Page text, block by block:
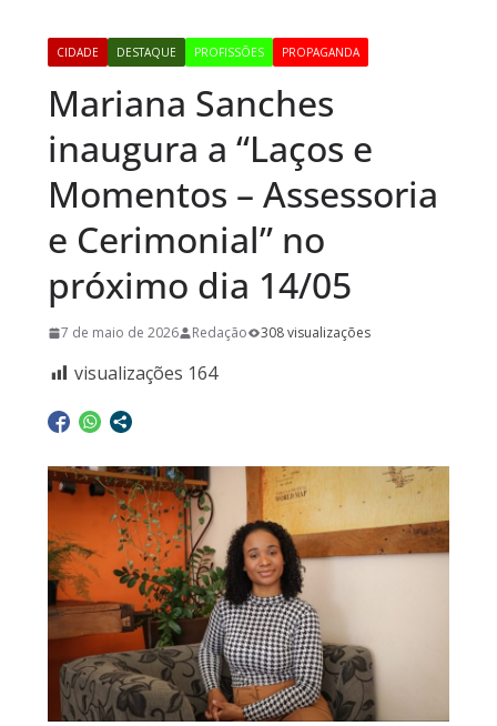
CIDADE DESTAQUE PROFISSÕES PROPAGANDA
Mariana Sanches
inaugura a “Laços e
Momentos – Assessoria
e Cerimonial” no
próximo dia 14/05
7 de maio de 2026 Redação 308 visualizações
visualizações 164